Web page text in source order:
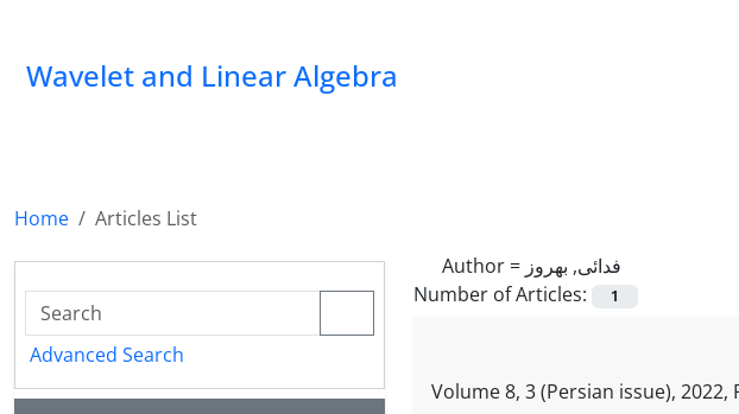
Wavelet and Linear Algebra
Home
Articles List
Author = فدائی, بهروز
Number of Articles:
1
Volume 8, 3 (Persian issue), 2022,
Advanced Search